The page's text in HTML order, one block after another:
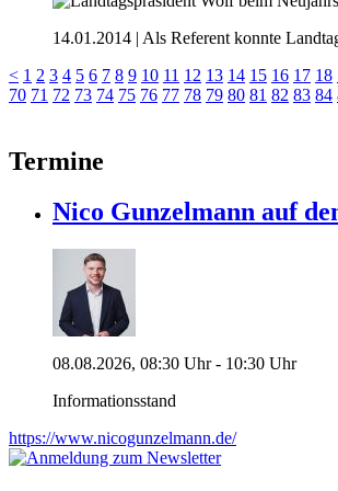
14.01.2014 | Als Referent konnte
< 1 2 3 4 5 6 7 8 9 10 11 12 13 14 15 16 17 18
70 71 72 73 74 75 76 77 78 79 80 81 82 83 84
Termine
Nico Gunzelmann auf
08.08.2026, 08:30 Uhr - 10:30 Uhr
Informationsstand
https://www.nicogunzelmann.de/